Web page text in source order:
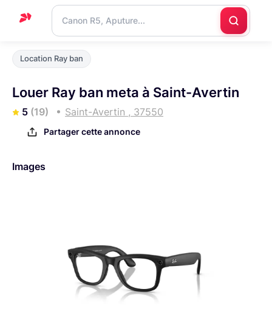
Accueil
Blog
contacter
Location Ray ban
Louer Ray ban meta à Saint-Avertin
5 (19) Saint-Avertin , 37550
Partager cette annonce
Images